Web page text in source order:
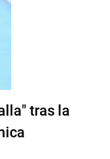
tras la